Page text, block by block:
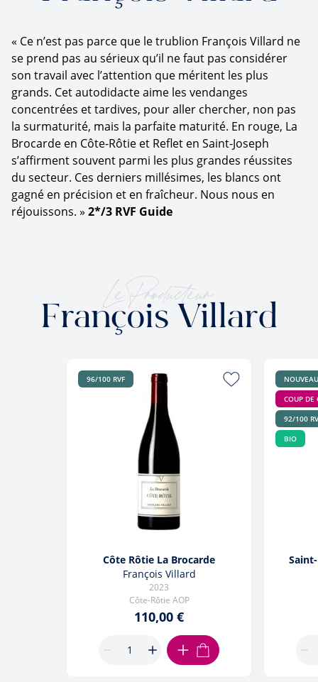
« Ce n’est pas parce que le trublion François Villard ne
se prend pas au sérieux qu’il ne faut pas considérer
son travail avec l’attention que méritent les plus
grands. Cet autodidacte aime les vendanges
concentrées et tardives, pour aller chercher, non pas
la surmaturité, mais la parfaite maturité. En rouge, La
Brocarde en Côte-Rôtie et Reflet en Saint-Joseph
s’affirment souvent parmi les plus grandes réussites
du secteur. Ces derniers millésimes, les blancs ont
gagné en précision et en fraîcheur. Nous nous en
réjouissons. » 2*/3 RVF Guide
Le Producteur
François Villard
96/100 RVF
Côte Rôtie La Brocarde
François Villard
2023
Côte-Rôtie AOP
110,00 €
AJOUTER AU PANIER
NOUVEAU
COUP DE
92/100
BIO